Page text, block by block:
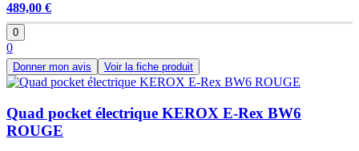
489,00 €
0
0
Donner mon avis Voir la fiche produit
Quad pocket électrique KEROX E-Rex BW6
ROUGE